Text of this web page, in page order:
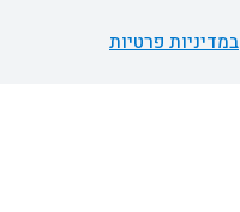
במדיניות פרטיות